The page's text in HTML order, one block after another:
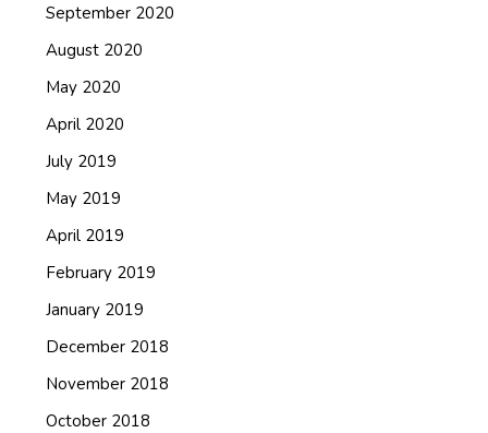
September 2020
August 2020
May 2020
April 2020
July 2019
May 2019
April 2019
February 2019
January 2019
December 2018
November 2018
October 2018